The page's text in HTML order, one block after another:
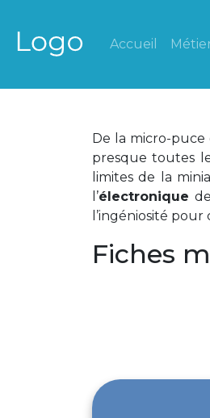
Accueil
De la micro-
presque toutes
limites de la
l’électronique
l’ingéniosité
Fiches